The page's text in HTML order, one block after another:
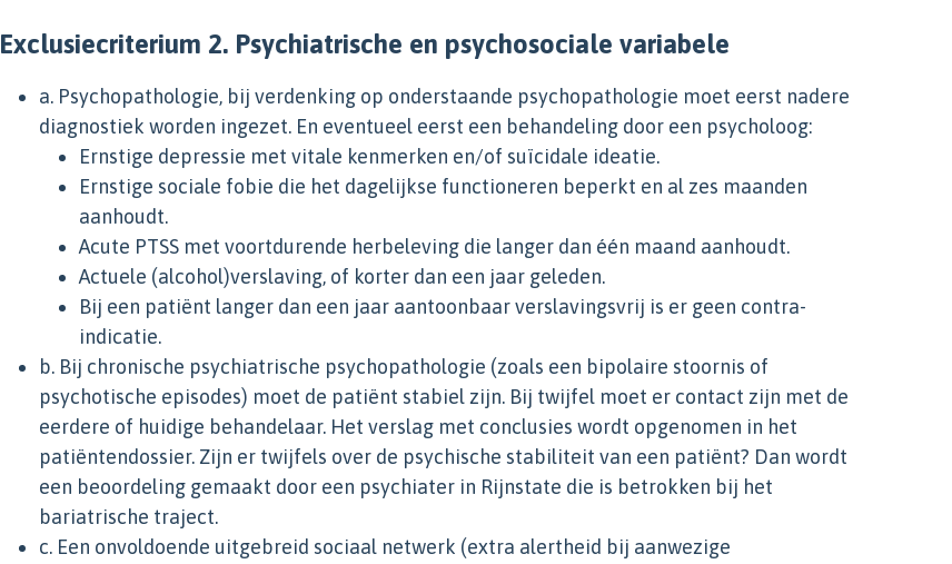
Exclusiecriterium 2. Psychiatrische en psychosociale variabele
a. Psychopathologie, bij verdenking op onderstaande psychopathologie moet eerst nadere
diagnostiek worden ingezet. En eventueel eerst een behandeling door een psycholoog:
Ernstige depressie met vitale kenmerken en/of suïcidale ideatie.
Ernstige sociale fobie die het dagelijkse functioneren beperkt en al zes maanden
aanhoudt.
Acute PTSS met voortdurende herbeleving die langer dan één maand aanhoudt.
Actuele (alcohol)verslaving, of korter dan een jaar geleden.
Bij een patiënt langer dan een jaar aantoonbaar verslavingsvrij is er geen contra-
indicatie.
b. Bij chronische psychiatrische psychopathologie (zoals een bipolaire stoornis of
psychotische episodes) moet de patiënt stabiel zijn. Bij twijfel moet er contact zijn met de
eerdere of huidige behandelaar. Het verslag met conclusies wordt opgenomen in het
patiëntendossier. Zijn er twijfels over de psychische stabiliteit van een patiënt? Dan wordt
een beoordeling gemaakt door een psychiater in Rijnstate die is betrokken bij het
bariatrische traject.
c. Een onvoldoende uitgebreid sociaal netwerk (extra alertheid bij aanwezige